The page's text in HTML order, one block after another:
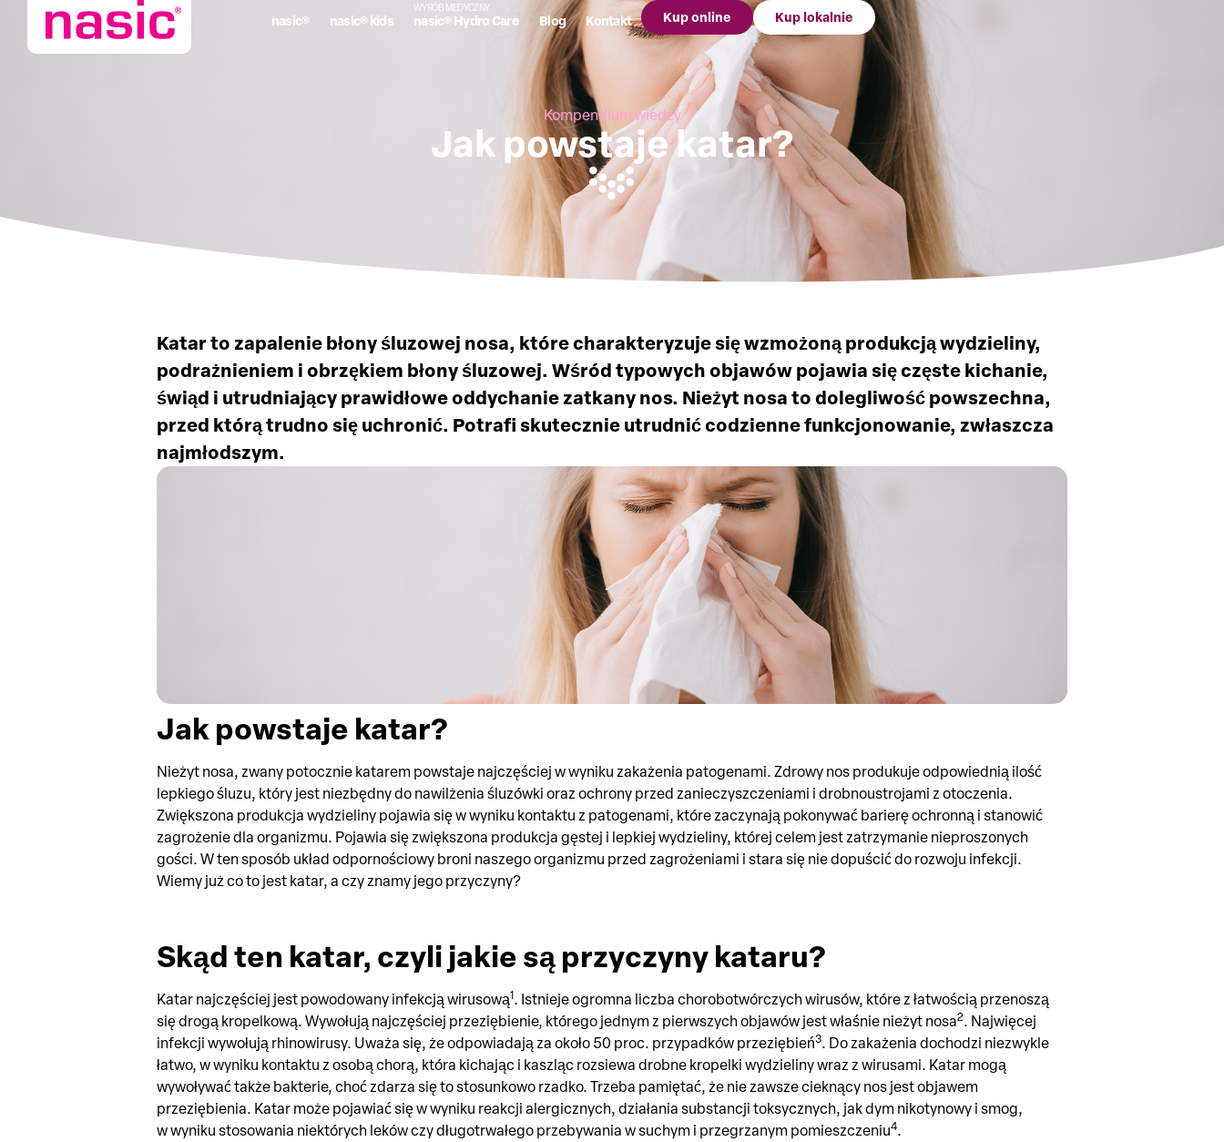
nasic® nasic® kids nasic® Hydro Care
WYRÓB MEDYCZNY
Blog Kontakt Kup online Kup lokalnie
Kompendium wiedzy
Jak powstaje katar?
Katar to zapalenie błony śluzowej nosa, które charakteryzuje się wzmożoną produkcją wydzieliny,
podrażnieniem i obrzękiem błony śluzowej. Wśród typowych objawów pojawia się częste kichanie,
świąd i utrudniający prawidłowe oddychanie zatkany nos. Nieżyt nosa to dolegliwość powszechna,
przed którą trudno się uchronić. Potrafi skutecznie utrudnić codzienne funkcjonowanie, zwłaszcza
najmłodszym.
Jak powstaje katar?
Nieżyt nosa, zwany potocznie katarem powstaje najczęściej w wyniku zakażenia patogenami. Zdrowy nos produkuje odpowiednią ilość
lepkiego śluzu, który jest niezbędny do nawilżenia śluzówki oraz ochrony przed zanieczyszczeniami i drobnoustrojami z otoczenia.
Zwiększona produkcja wydzieliny pojawia się w wyniku kontaktu z patogenami, które zaczynają pokonywać barierę ochronną i stanowić
zagrożenie dla organizmu. Pojawia się zwiększona produkcja gęstej i lepkiej wydzieliny, której celem jest zatrzymanie nieproszonych
gości. W ten sposób układ odpornościowy broni naszego organizmu przed zagrożeniami i stara się nie dopuścić do rozwoju infekcji.
Wiemy już co to jest katar, a czy znamy jego przyczyny?
Skąd ten katar, czyli jakie są przyczyny kataru?
Katar najczęściej jest powodowany infekcją wirusową1. Istnieje ogromna liczba chorobotwórczych wirusów, które z łatwością przenoszą
się drogą kropelkową. Wywołują najczęściej przeziębienie, którego jednym z pierwszych objawów jest właśnie nieżyt nosa2. Najwięcej
infekcji wywołują rhinowirusy. Uważa się, że odpowiadają za około 50 proc. przypadków przeziębień3. Do zakażenia dochodzi niezwykle
łatwo, w wyniku kontaktu z osobą chorą, która kichając i kaszląc rozsiewa drobne kropelki wydzieliny wraz z wirusami. Katar mogą
wywoływać także bakterie, choć zdarza się to stosunkowo rzadko. Trzeba pamiętać, że nie zawsze cieknący nos jest objawem
przeziębienia. Katar może pojawiać się w wyniku reakcji alergicznych, działania substancji toksycznych, jak dym nikotynowy i smog,
w wyniku stosowania niektórych leków czy długotrwałego przebywania w suchym i przegrzanym pomieszczeniu4.